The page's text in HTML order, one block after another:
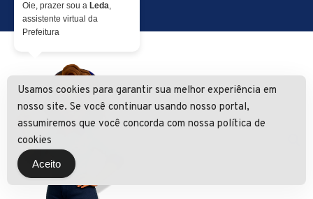
Oie, prazer sou a Leda,
assistente virtual da
Prefeitura
Usamos cookies para garantir sua melhor experiência em
nosso site. Se você continuar usando nosso portal,
assumiremos que você concorda com nossa política de
cookies
Aceito